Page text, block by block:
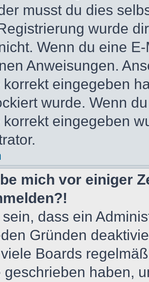
musst du dies
wurde
Wenn du eine
Anweisungen.
eingegeben
wurde. Wenn
eingegeben
mich vor einiger
dass ein
Gründen
Boards
geschrieben haben,